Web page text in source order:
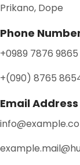
Prikano, Dope
Phone
+0989 7876 9865
+(090) 8765
Email Address